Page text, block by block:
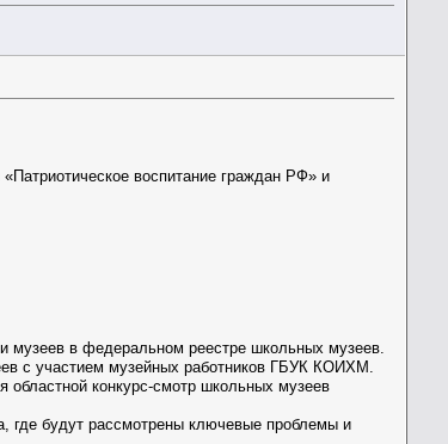
воспитание граждан РФ» и
музеев в федеральном реестре школьных музеев.
с участием музейных работников ГБУК КОИХМ.
областной конкурс-смотр школьных музеев
где будут рассмотрены ключевые проблемы и